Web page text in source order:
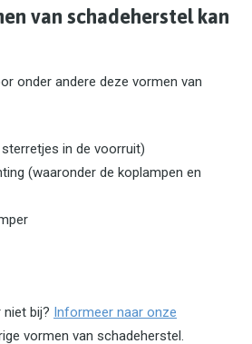
van schadeherstel kan
onder andere deze vormen van
in de voorruit)
(waaronder de koplampen en
bij? Informeer naar onze
vormen van schadeherstel.